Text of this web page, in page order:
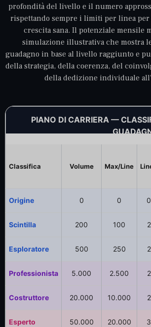
profondità del livello e il numero
rispettando sempre i limiti per linea
crescita sana. Il potenziale mensile
simulazione illustrativa che mostra
guadagno in base al livello raggiunto e
della strategia, della coerenza, del
della dedizione individuale
PIANO DI CARRIERA —
Classifica Volume Max/Line
Origine 0 0 0
Scintilla 200 100 2
Esploratore 500 250 2
Professionista 5.000 2.500 2
Costruttore 20.000 10.000 2
Esperto 50.000 20.000 3